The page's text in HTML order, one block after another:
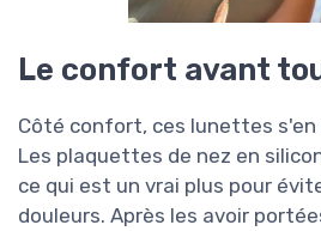
Le confort avant
Côté confort, ces lunettes
Les plaquettes de nez en
ce qui est un vrai plus pour
douleurs. Après les avoir